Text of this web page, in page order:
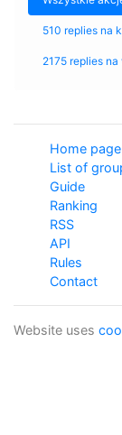
510 replies na
2175 replies na
Home page
List of
Guide
Ranking
RSS
API
Rules
Contact
Website uses